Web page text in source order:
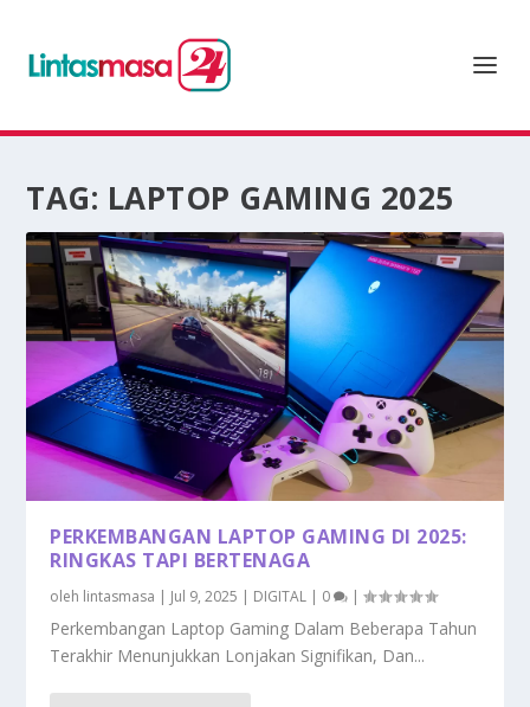
TAG: LAPTOP GAMING 2025
PERKEMBANGAN LAPTOP GAMING DI 2025:
RINGKAS TAPI BERTENAGA
oleh lintasmasa | Jul 9, 2025 | DIGITAL | 0 |
Perkembangan Laptop Gaming Dalam Beberapa Tahun
Terakhir Menunjukkan Lonjakan Signifikan, Dan...